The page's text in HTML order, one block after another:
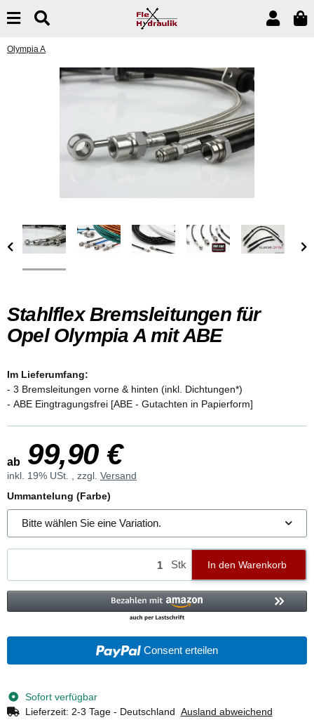
Olympia A
Stahlflex Bremsleitungen für
Opel Olympia A mit ABE
Im Lieferumfang:
- 3 Bremsleitungen vorne & hinten (inkl. Dichtungen*)
- ABE Eingtragungsfrei [ABE - Gutachten in Papierform]
ab 99,90 €
inkl. 19% USt. , zzgl. Versand
Ummantelung (Farbe)
Bitte wählen Sie eine Variation.
Stk In den Warenkorb
Consent erteilen
Sofort verfügbar
Lieferzeit: 2-3 Tage - Deutschland Ausland abweichend